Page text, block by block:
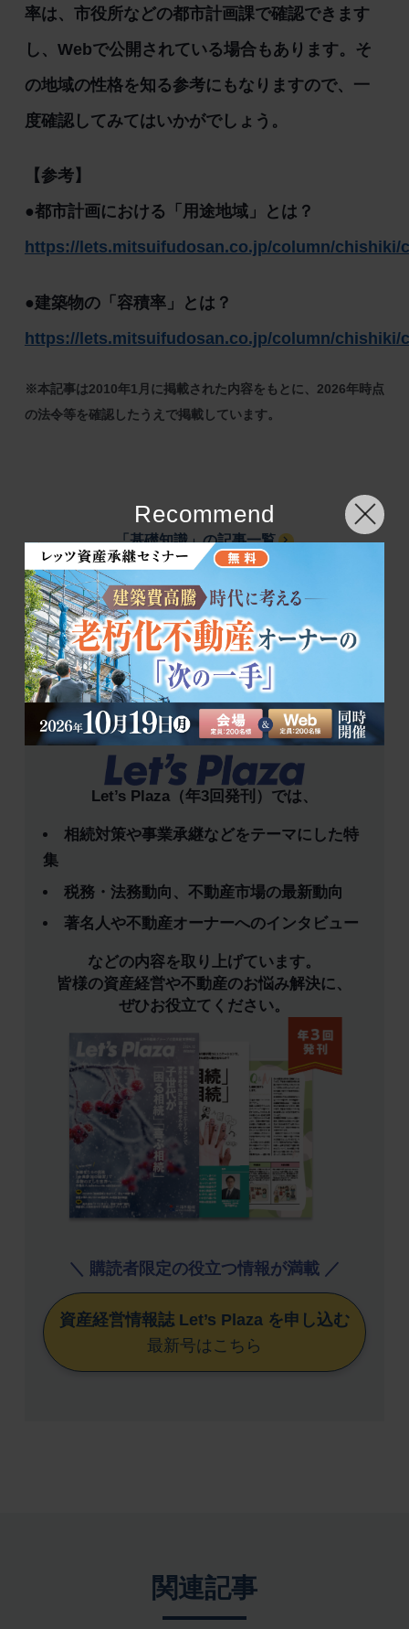
率は、市役所などの都市計画課で確認できます
し、Webで公開されている場合もあります。そ
の地域の性格を知る参考にもなりますので、一
度確認してみてはいかがでしょう。
【参考】
●都市計画における「用途地域」とは？
https://lets.mitsuifudosan.co.jp/column/chishiki/
●建築物の「容積率」とは？
https://lets.mitsuifudosan.co.jp/column/chishiki/
※本記事は2010年1月に掲載された内容をもとに、2026年時点
の法令等を確認したうえで掲載しています。
「基礎知識」の記事一覧
SNSシェア
Let’s Plaza（年3回発刊）では、
相続対策や事業承継などをテーマにした特
集
税務・法務動向、不動産市場の最新動向
著名人や不動産オーナーへのインタビュー
などの内容を取り上げています。
皆様の資産経営や不動産のお悩み解決に、
ぜひお役立てください。
＼ 購読者限定の役立つ情報が満載 ／
資産経営情報誌 Let’s Plaza を申し込む
最新号はこちら
関連記事
Recommend